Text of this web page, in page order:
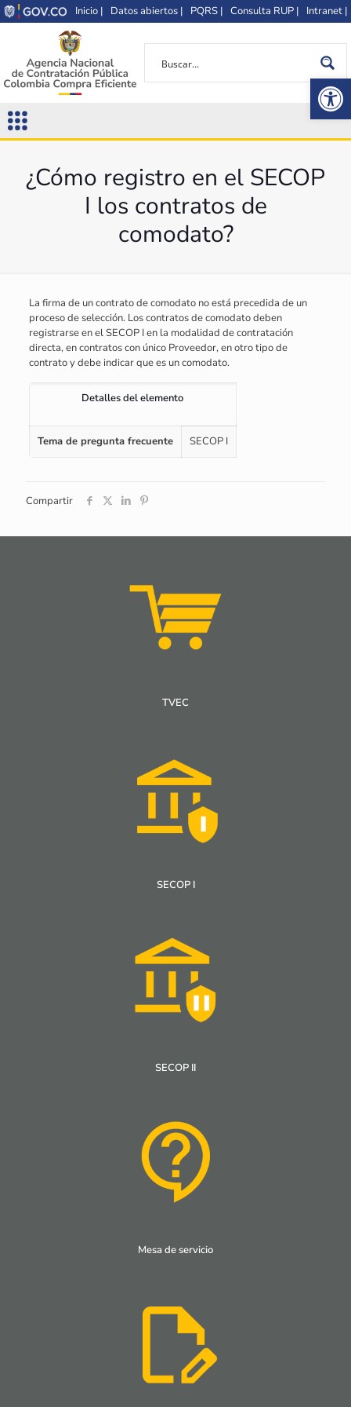
Inicio | Datos abiertos | PQRS | Consulta RUP | Intranet |
¿Cómo registro en el SECOP
I los contratos de
comodato?
La firma de un contrato de comodato no está precedida de un
proceso de selección. Los contratos de comodato deben
registrarse en el SECOP I en la modalidad de contratación
directa, en contratos con único Proveedor, en otro tipo de
contrato y debe indicar que es un comodato.
Detalles del elemento
Tema de pregunta frecuente SECOP I
Compartir
TVEC
SECOP I
SECOP II
Mesa de servicio